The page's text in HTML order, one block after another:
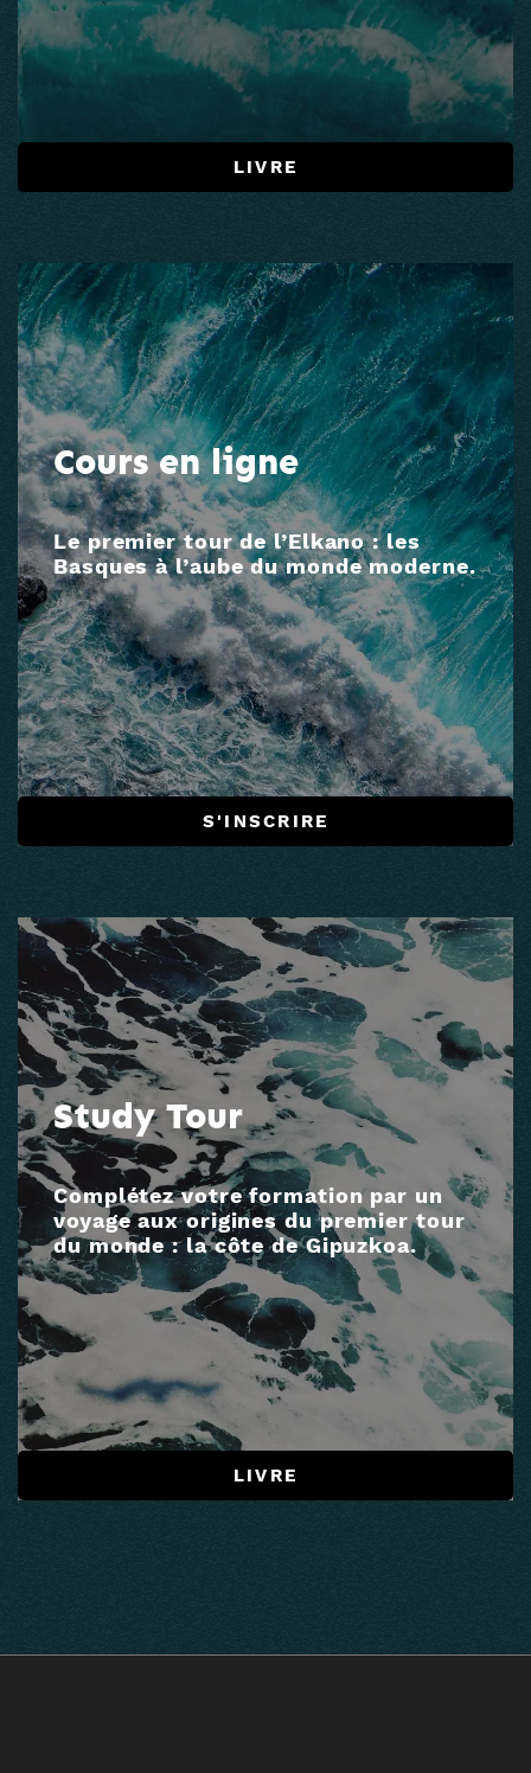
LIVRE
Cours en ligne
Le premier tour de l’Elkano : les
Basques à l’aube du monde moderne.
S'INSCRIRE
Study Tour
Complétez votre formation par un
voyage aux origines du premier tour
du monde : la côte de Gipuzkoa.
LIVRE